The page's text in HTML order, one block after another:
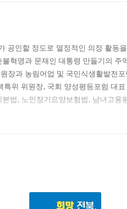
공인할 정도로 열정적인 의정 활동
혁명과 문재인 대통령 만들기의 주
장과 농림어업 및 국민식생활발전
특위 위원장, 국회 양성평등포럼 대
법, 노인장기요양보험법, 남녀고
상 제정 이래 6회 연속 수상(최다),
다.
실행안을 만들어 청와대와국회, 국